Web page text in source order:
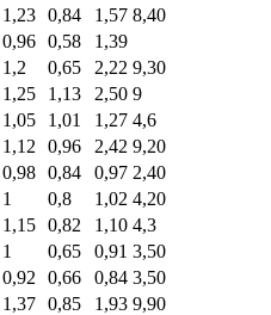
1,23 0,84 1,57 8,40
0,96 0,58
1,39
1,2 0,65 2,22 9,30
1,25 1,13 2,50 9
1,05 1,01 1,27 4,6
1,12 0,96 2,42 9,20
0,98 0,84 0,97 2,40
1 0,8 1,02 4,20
1,15 0,82 1,10 4,3
1 0,65 0,91 3,50
0,92 0,66 0,84 3,50
1,37 0,85 1,93 9,90